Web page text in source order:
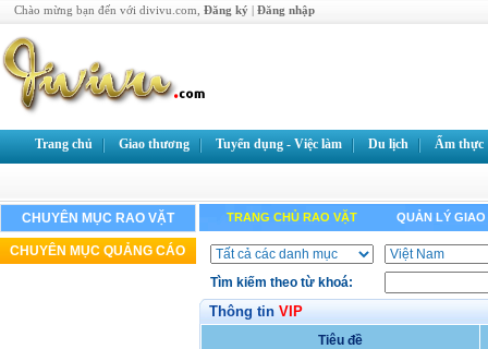
Chào mừng bạn đến với divivu.com, Đăng ký | Đăng nhập
Trang chủ Giao thương Tuyển dụng - Việc làm Du lịch Ẩm thực
CHUYÊN MỤC RAO VẶT
CHUYÊN MỤC QUẢNG CÁO
TRANG CHỦ RAO VẶT QUẢN LÝ GIAO
Tìm kiếm theo từ khoá:
Thông tin VIP
Tiêu đề